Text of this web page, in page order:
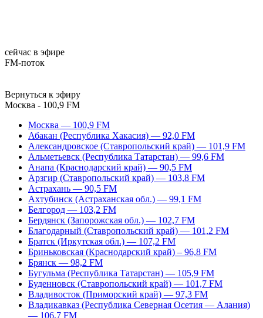
сейчас в эфире
FM-поток
Вернуться к эфиру
Москва - 100,9 FM
Москва — 100,9 FM
Абакан (Республика Хакасия) — 92,0 FM
Александровское (Ставропольский край) — 101,9 FM
Альметьевск (Республика Татарстан) — 99,6 FM
Анапа (Краснодарский край) — 90,5 FM
Арзгир (Ставропольский край) — 103,8 FM
Астрахань — 90,5 FM
Ахтубинск (Астраханская обл.) — 99,1 FM
Белгород — 103,2 FM
Бердянск (Запорожская обл.) — 102,7 FM
Благодарный (Ставропольский край) — 101,2 FM
Братск (Иркутская обл.) — 107,2 FM
Бриньковская (Краснодарский край) – 96,8 FM
Брянск — 98,2 FM
Бугульма (Республика Татарстан) — 105,9 FM
Буденновск (Ставропольский край) — 101,7 FM
Владивосток (Приморский край) — 97,3 FM
Владикавказ (Республика Северная Осетия — Алания)
— 106,7 FM